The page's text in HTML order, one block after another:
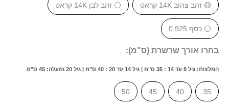
🟡 זהב צהוב 14K קראט ⚪ זהב לבן 14K קראט
⚪ כסף 0.925
בחרו אורך שרשרת (ס"מ):
המלצות: גיל 8 עד 14 : 35 ס"מ | גיל 14 עד 20 : 40 ס"מ | גיל 20 ומעלה: 45 ס"מ
35
40
45
50